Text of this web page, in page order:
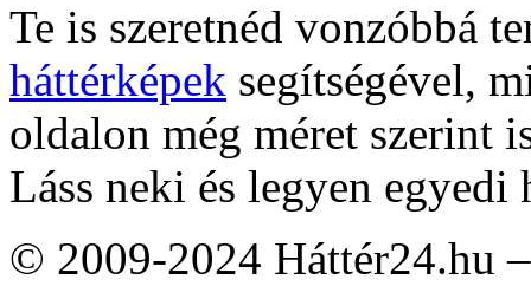
Te is szeretnéd vonzóbbá
háttérképek segítségével,
oldalon még méret szerint
Láss neki és legyen egyedi
© 2009-2024 Háttér24.hu